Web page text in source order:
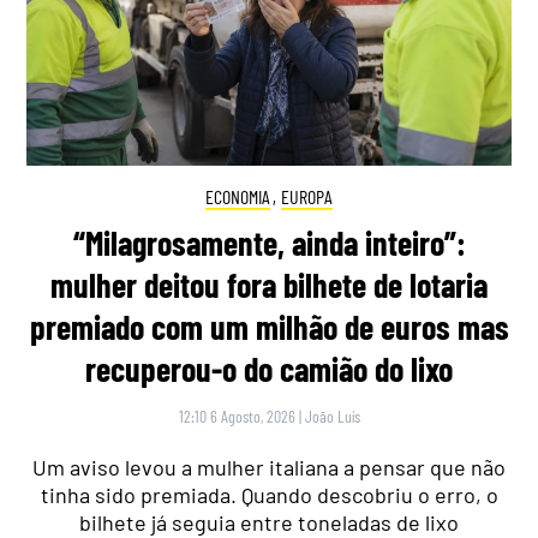
ECONOMIA , EUROPA
“Milagrosamente, ainda inteiro”:
mulher deitou fora bilhete de lotaria
premiado com um milhão de euros mas
recuperou-o do camião do lixo
12:10 6 Agosto, 2026 |João Luís
Um aviso levou a mulher italiana a pensar que não
tinha sido premiada. Quando descobriu o erro, o
bilhete já seguia entre toneladas de lixo